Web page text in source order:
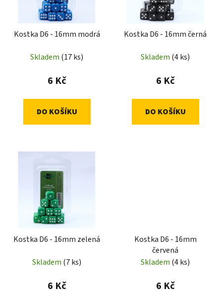
Kostka D6 - 16mm modrá
Skladem (17 ks)
6 Kč
DO KOŠÍKU
Kostka D6 - 16mm černá
Skladem (4 ks)
6 Kč
DO KOŠÍKU
Kostka D6 - 16mm zelená
Skladem (7 ks)
6 Kč
Kostka D6 - 16mm
červená
Skladem (4 ks)
6 Kč